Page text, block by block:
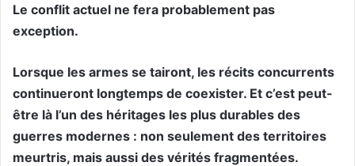
Le conflit actuel ne fera probablement pas
exception.
Lorsque les armes se tairont, les récits concurrents
continueront longtemps de coexister. Et c’est peut-
être là l’un des héritages les plus durables des
guerres modernes : non seulement des territoires
meurtris, mais aussi des vérités fragmentées.